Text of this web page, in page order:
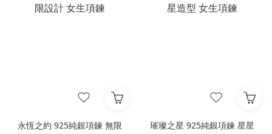
永恆之約 925純銀項鍊 無限
璀璨之星 925純銀項鍊 星星